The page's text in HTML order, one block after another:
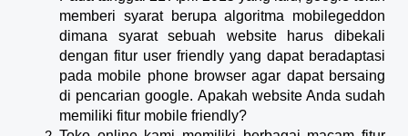
memberi syarat berupa algoritma mobilegeddon
dimana syarat sebuah website harus dibekali
dengan fitur user friendly yang dapat beradaptasi
pada mobile phone browser agar dapat bersaing
di pencarian google. Apakah website Anda sudah
memiliki fitur mobile friendly?